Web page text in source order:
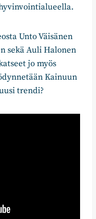
Unto Väisänen
sekä Auli Halonen
jo myös
Kainuun
trendi?